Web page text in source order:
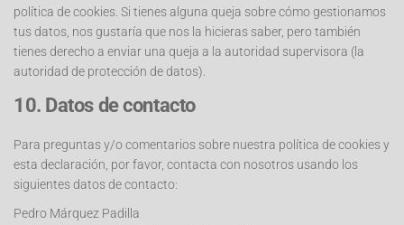
política de cookies. Si tienes alguna queja sobre cómo gestionamos
tus datos, nos gustaría que nos la hicieras saber, pero también
tienes derecho a enviar una queja a la autoridad supervisora (la
autoridad de protección de datos).
10. Datos de contacto
Para preguntas y/o comentarios sobre nuestra política de cookies y
esta declaración, por favor, contacta con nosotros usando los
siguientes datos de contacto:
Pedro Márquez Padilla